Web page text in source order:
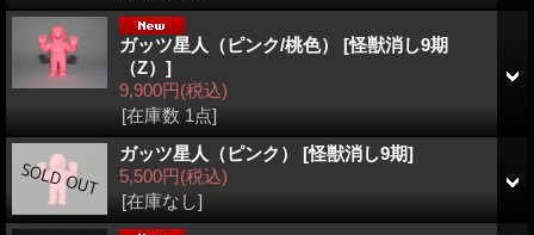
ガッツ星人（ピンク/桃色） [怪獣消し9期
（Z）]
9,900円(税込)
[在庫数 1点]
ガッツ星人（ピンク） [怪獣消し9期]
5,500円(税込)
[在庫なし]